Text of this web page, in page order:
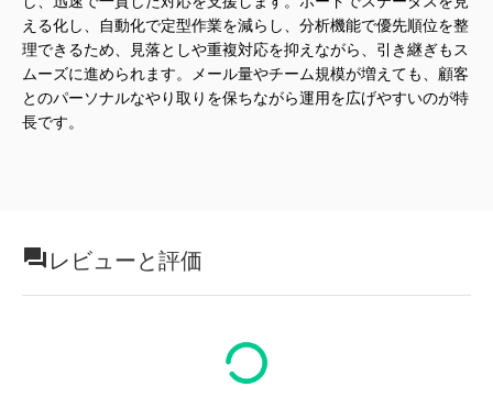
える化し、自動化で定型作業を減らし、分析機能で優先順位を整
理できるため、見落としや重複対応を抑えながら、引き継ぎもス
ムーズに進められます。メール量やチーム規模が増えても、顧客
とのパーソナルなやり取りを保ちながら運用を広げやすいのが特
長です。
レビューと評価